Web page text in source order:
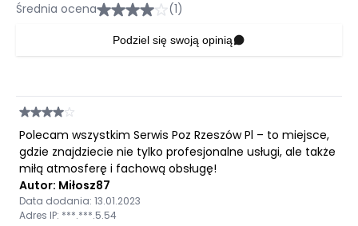
Średnia ocena (1)
Podziel się swoją opinią
Polecam wszystkim Serwis Poz Rzeszów Pl – to miejsce,
gdzie znajdziecie nie tylko profesjonalne usługi, ale także
miłą atmosferę i fachową obsługę!
Autor: Miłosz87
Data dodania: 13.01.2023
Adres IP: ***.***.5.54